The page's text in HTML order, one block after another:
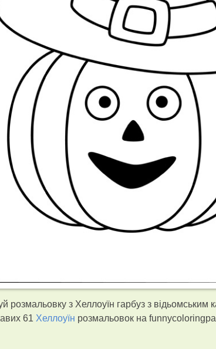
розмальовку з Хеллоуїн гарбуз з
61 Хеллоуїн розмальовок на